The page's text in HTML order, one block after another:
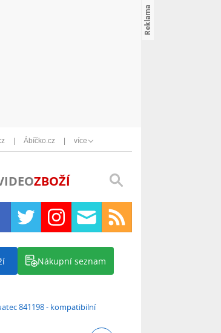
Ábíčko.cz více
ZBOŽÍ
Nákupní seznam
841198 - kompatibilní